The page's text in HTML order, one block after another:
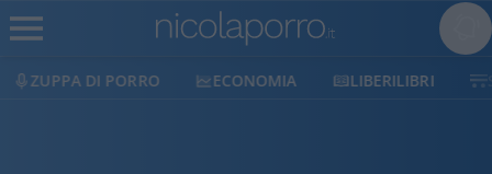
ZUPPA DI PORRO ECONOMIA LIBERILIBRI